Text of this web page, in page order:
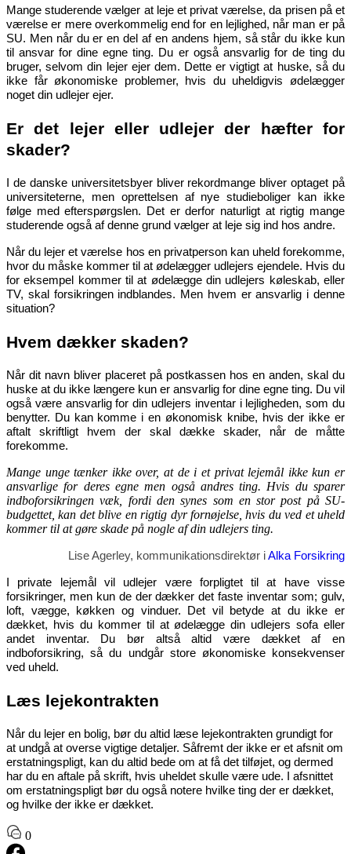
Mange studerende vælger at leje et privat værelse, da prisen på et
værelse er mere overkommelig end for en lejlighed, når man er på
SU. Men når du er en del af en andens hjem, så står du ikke kun
til ansvar for dine egne ting. Du er også ansvarlig for de ting du
bruger, selvom din lejer ejer dem. Dette er vigtigt at huske, så du
ikke får økonomiske problemer, hvis du uheldigvis ødelægger
noget din udlejer ejer.
Er det lejer eller udlejer der hæfter for
skader?
I de danske universitetsbyer bliver rekordmange bliver optaget på
universiteterne, men oprettelsen af nye studieboliger kan ikke
følge med efterspørgslen. Det er derfor naturligt at rigtig mange
studerende også af denne grund vælger at leje sig ind hos andre.
Når du lejer et værelse hos en privatperson kan uheld forekomme,
hvor du måske kommer til at ødelægger udlejers ejendele. Hvis du
for eksempel kommer til at ødelægge din udlejers køleskab, eller
TV, skal forsikringen indblandes. Men hvem er ansvarlig i denne
situation?
Hvem dækker skaden?
Når dit navn bliver placeret på postkassen hos en anden, skal du
huske at du ikke længere kun er ansvarlig for dine egne ting. Du vil
også være ansvarlig for din udlejers inventar i lejligheden, som du
benytter. Du kan komme i en økonomisk knibe, hvis der ikke er
aftalt skriftligt hvem der skal dække skader, når de måtte
forekomme.
Mange unge tænker ikke over, at de i et privat lejemål ikke kun er
ansvarlige for deres egne men også andres ting. Hvis du sparer
indboforsikringen væk, fordi den synes som en stor post på SU-
budgettet, kan det blive en rigtig dyr fornøjelse, hvis du ved et uheld
kommer til at gøre skade på nogle af din udlejers ting.
Lise Agerley, kommunikationsdirektør iAlka Forsikring
I private lejemål vil udlejer være forpligtet til at have visse
forsikringer, men kun de der dækker det faste inventar som; gulv,
loft, vægge, køkken og vinduer. Det vil betyde at du ikke er
dækket, hvis du kommer til at ødelægge din udlejers sofa eller
andet inventar. Du bør altså altid være dækket af en
indboforsikring, så du undgår store økonomiske konsekvenser
ved uheld.
Læs lejekontrakten
Når du lejer en bolig, bør du altid læse lejekontrakten grundigt for
at undgå at overse vigtige detaljer. Såfremt der ikke er et afsnit om
erstatningspligt, kan du altid bede om at få det tilføjet, og dermed
har du en aftale på skrift, hvis uheldet skulle være ude. I afsnittet
om erstatningspligt bør du også notere hvilke ting der er dækket,
og hvilke der ikke er dækket.
0